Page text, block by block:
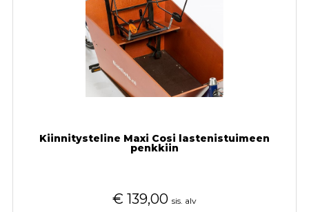
Kiinnitysteline Maxi Cosi lastenistuimeen
penkkiin
€ 139,00 sis. alv